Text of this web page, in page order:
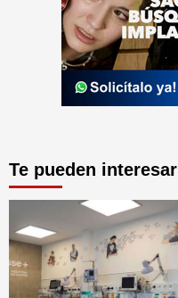
Te pueden interesar